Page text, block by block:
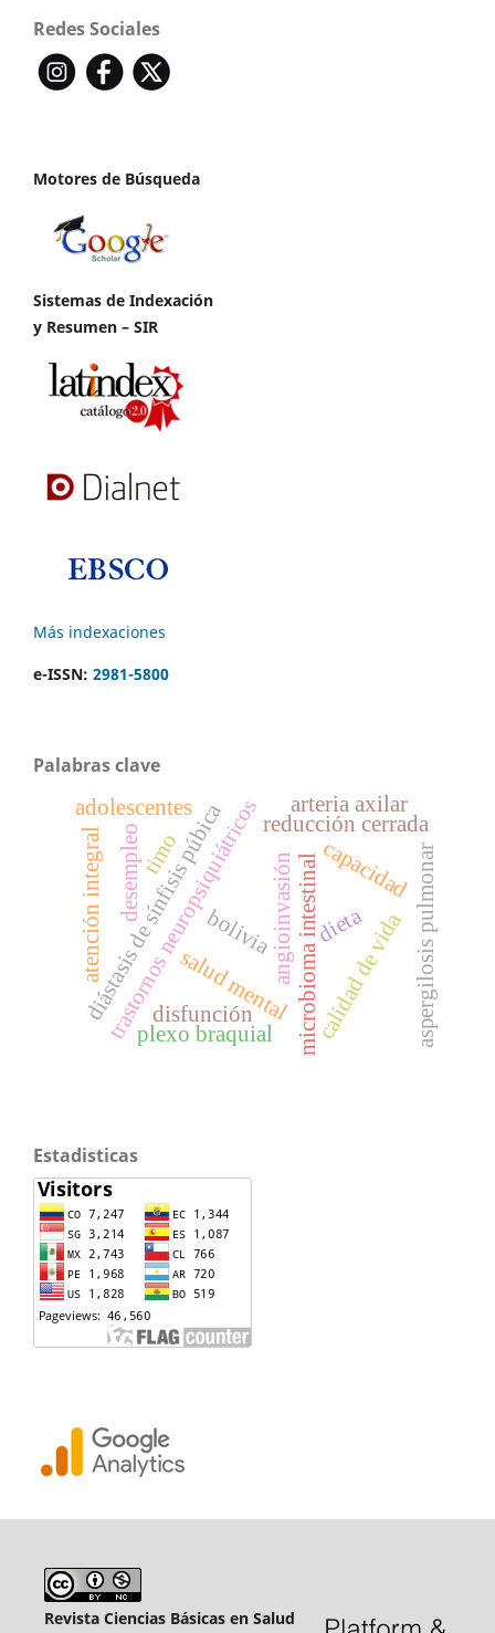
Redes Sociales
Motores de Búsqueda
Sistemas de Indexación
y Resumen – SIR
Más indexaciones
e-ISSN: 2981-5800
Palabras clave
microbioma intestinal
trastornos neuropsiquiátricos dieta
salud mental
reducción cerrada
plexo braquial
arteria axilar
diástasis de sínfisis púbica
atención integral calidad de vida
adolescentes
aspergilosis pulmonar
angioinvasión
bolivia
capacidad
desempleo
disfunción
timo
Estadisticas
Revista Ciencias Básicas en Salud